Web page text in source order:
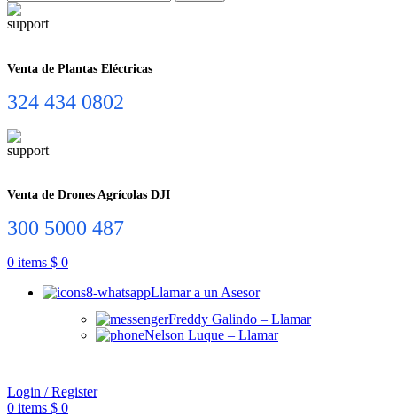
Venta de Plantas Eléctricas
324 434 0802
Venta de Drones Agrícolas DJI
300 5000 487
0 items $ 0
Llamar a un Asesor
Freddy Galindo – Llamar
Nelson Luque – Llamar
Login / Register
0 items $ 0